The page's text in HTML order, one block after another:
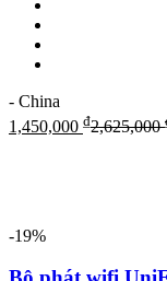
- China
1,450,000 ₫2,625,000
-19%